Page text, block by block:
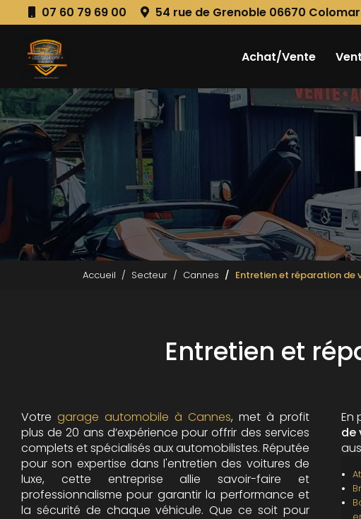
au
contenu
principal
07 60 79 69 00 54 rue de Grenoble 06670
Achat/Vente
Accueil Secteur Cannes Entretien et réparation de
Entretien et
Votre garage automobile à Cannes, met à profit
plus de 20 ans d’expérience pour offrir des services
complets et spécialisés aux automobilistes. Réputée
pour son expertise dans l'entretien des voitures de
luxe, cette entreprise allie savoir-faire et
professionnalisme pour garantir la performance et
la sécurité de chaque véhicule. Que ce soit pour
En
de